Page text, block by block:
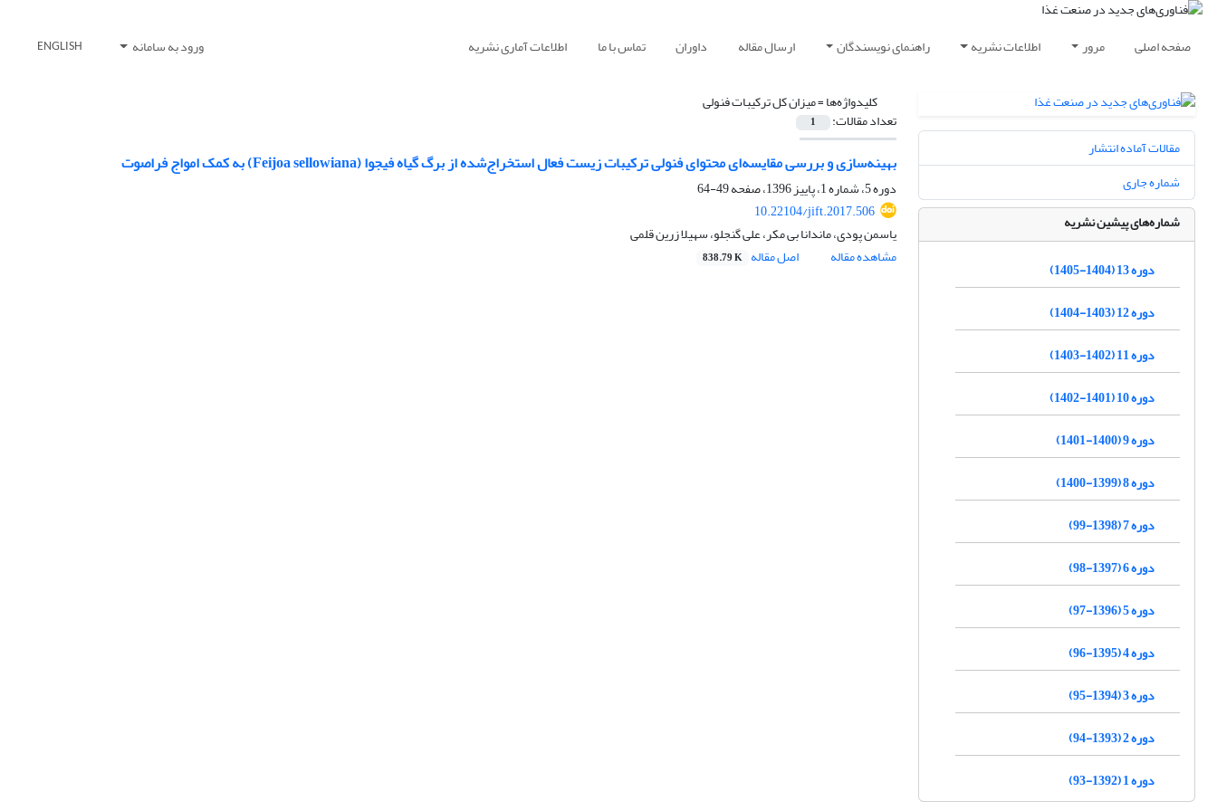
صفحه اصلی مرور اطلاعات نشریه راهنمای نویسندگان ارسال مقاله داوران تماس با ما اطلاعات آماری نشریه ورود به سامانه ENGLISH
کلیدواژه‌ها =میزان کل ترکیبات فنولی
تعداد مقالات: 1
بهینه‌سازی و بررسی مقایسه‌ای محتوای فنولی ترکیبات زیست فعال استخراج‌شده از برگ گیاه فیجوا (Feijoa sellowiana) به کمک امواج فراصوت
دوره 5، شماره 1، پاییز 1396، صفحه
49-64
10.22104/jift.2017.506
یاسمن پودی، ماندانا بی مکر، علی گنجلو، سهیلا زرین قلمی
مشاهده مقاله
اصل مقاله 838.79 K
مقالات آماده انتشار
شماره جاری
شماره‌های پیشین نشریه
دوره 13 (1404-1405)
دوره 12 (1403-1404)
دوره 11 (1402-1403)
دوره 10 (1401-1402)
دوره 9 (1400-1401)
دوره 8 (1399-1400)
دوره 7 (1398-99)
دوره 6 (1397-98)
دوره 5 (1396-97)
دوره 4 (1395-96)
دوره 3 (1394-95)
دوره 2 (1393-94)
دوره 1 (1392-93)